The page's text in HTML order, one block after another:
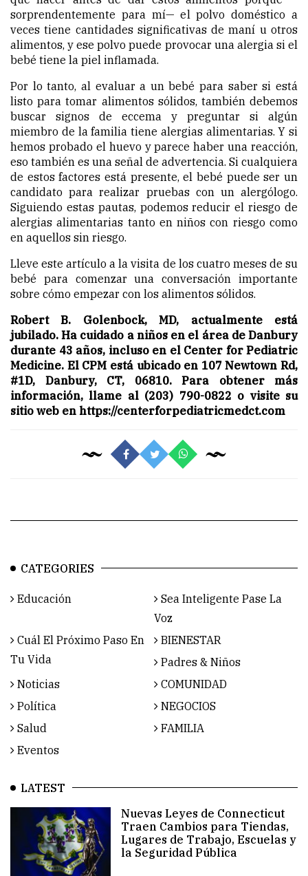
sorprendentemente para mí— el polvo doméstico a
veces tiene cantidades significativas de maní u otros
alimentos, y ese polvo puede provocar una alergia si el
bebé tiene la piel inflamada.
Por lo tanto, al evaluar a un bebé para saber si está
listo para tomar alimentos sólidos, también debemos
buscar signos de eccema y preguntar si algún
miembro de la familia tiene alergias alimentarias. Y si
hemos probado el huevo y parece haber una reacción,
eso también es una señal de advertencia. Si cualquiera
de estos factores está presente, el bebé puede ser un
candidato para realizar pruebas con un alergólogo.
Siguiendo estas pautas, podemos reducir el riesgo de
alergias alimentarias tanto en niños con riesgo como
en aquellos sin riesgo.
Lleve este artículo a la visita de los cuatro meses de su
bebé para comenzar una conversación importante
sobre cómo empezar con los alimentos sólidos.
Robert B. Golenbock, MD, actualmente está
jubilado. Ha cuidado a niños en el área de Danbury
durante 43 años, incluso en el Center for Pediatric
Medicine. El CPM está ubicado en 107 Newtown Rd,
#1D, Danbury, CT, 06810. Para obtener más
información, llame al (203) 790-0822 o visite su
sitio web en https://centerforpediatricmedct.com
CATEGORIES
Educación
Sea Inteligente Pase La
Voz
Cuál El Próximo Paso En
Tu Vida
BIENESTAR
Padres & Niños
Noticias
COMUNIDAD
Política
NEGOCIOS
Salud
FAMILIA
Eventos
LATEST
Nuevas Leyes de Connecticut
Traen Cambios para Tiendas,
Lugares de Trabajo, Escuelas y
la Seguridad Pública